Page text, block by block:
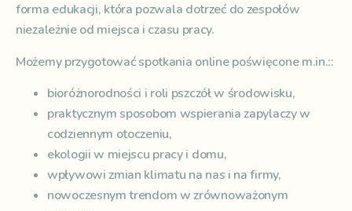
forma edukacji, która pozwala dotrzeć do zespołów
niezależnie od miejsca i czasu pracy.
Możemy przygotować spotkania online poświęcone m.in.::
bioróżnorodności i roli pszczół w środowisku,
praktycznym sposobom wspierania zapylaczy w
codziennym otoczeniu,
ekologii w miejscu pracy i domu,
wpływowi zmian klimatu na nas i na firmy,
nowoczesnym trendom w zrównoważonym